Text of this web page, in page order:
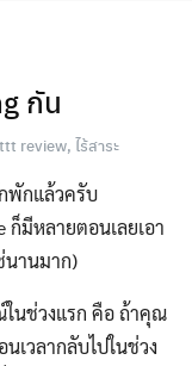
กัน
review, ไร้สาระ
พักแล้วครับ
ก็มีหลายตอนเลยเอา
นานมาก)
ในช่วงแรก คือ ถ้าคุณ
เวลากลับไปในช่วง